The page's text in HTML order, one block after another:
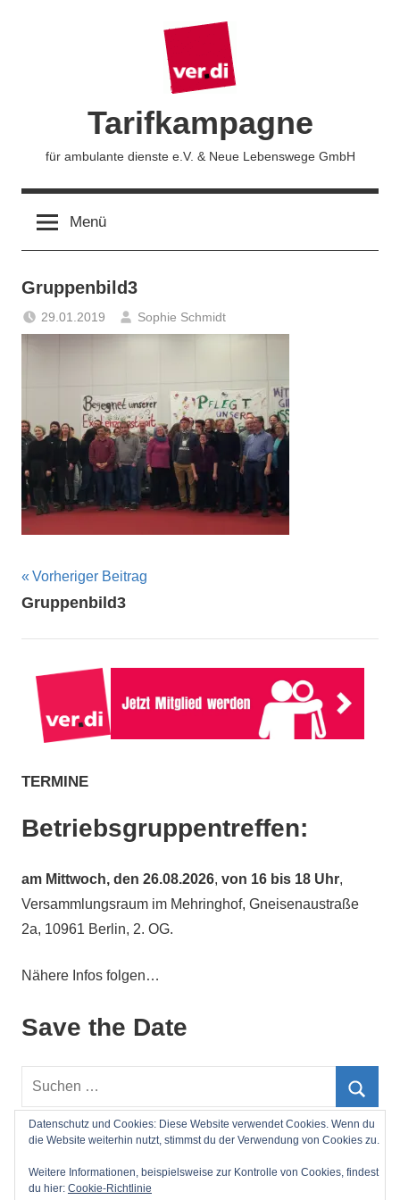
Tarifkampagne
für ambulante dienste e.V. & Neue Lebenswege GmbH
Menü
Gruppenbild3
29.01.2019 Sophie Schmidt
Beitragsnavigation
Vorheriger Beitrag
Gruppenbild3
TERMINE
Betriebsgruppentreffen:
am Mittwoch, den 26.08.2026, von 16 bis 18 Uhr,
Versammlungsraum im Mehringhof, Gneisenaustraße
2a, 10961 Berlin, 2. OG.
Nähere Infos folgen…
Save the Date
Suchen
Impressum
Datenschutz und Cookies: Diese Website verwendet Cookies. Wenn du
die Website weiterhin nutzt, stimmst du der Verwendung von Cookies zu.
Weitere Informationen, beispielsweise zur Kontrolle von Cookies, findest
du hier: Cookie-Richtlinie